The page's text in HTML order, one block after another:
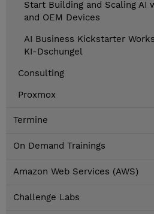
Start Building and Scaling AI
and OEM Devices
AI Business Kickstarter
KI-Dschungel
Consulting
Proxmox
Termine
On Demand Trainings
Amazon Web Services (AWS)
Challenge Labs